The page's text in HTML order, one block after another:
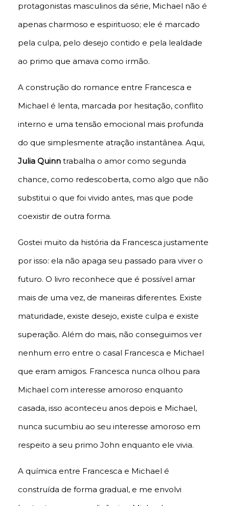
protagonistas masculinos da série, Michael não é
apenas charmoso e espirituoso; ele é marcado
pela culpa, pelo desejo contido e pela lealdade
ao primo que amava como irmão.
A construção do romance entre Francesca e
Michael é lenta, marcada por hesitação, conflito
interno e uma tensão emocional mais profunda
do que simplesmente atração instantânea. Aqui,
Julia Quinn trabalha o amor como segunda
chance, como redescoberta, como algo que não
substitui o que foi vivido antes, mas que pode
coexistir de outra forma.
Gostei muito da história da Francesca justamente
por isso: ela não apaga seu passado para viver o
futuro. O livro reconhece que é possível amar
mais de uma vez, de maneiras diferentes. Existe
maturidade, existe desejo, existe culpa e existe
superação. Além do mais, não conseguimos ver
nenhum erro entre o casal Francesca e Michael
que eram amigos. Francesca nunca olhou para
Michael com interesse amoroso enquanto
casada, isso aconteceu anos depois e Michael,
nunca sucumbiu ao seu interesse amoroso em
respeito a seu primo John enquanto ele vivia.
A química entre Francesca e Michael é
construída de forma gradual, e me envolvi